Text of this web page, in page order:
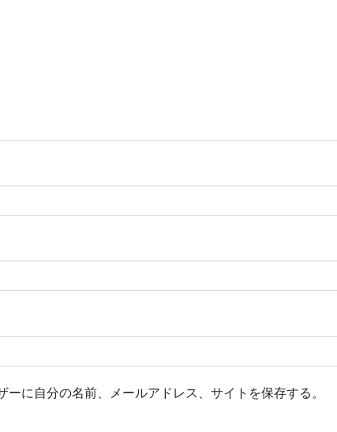
に自分の名前、メールアドレス、サイトを保存する。